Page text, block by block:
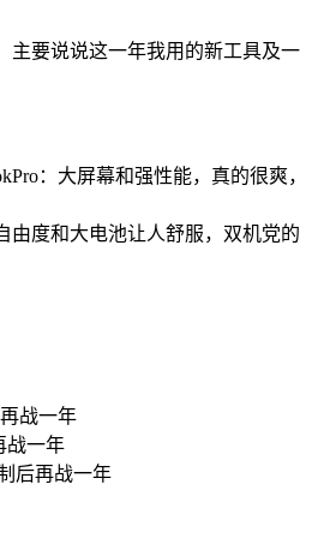
主要说说这一年我用的新工具及一
：大屏幕和强性能，真的很爽，
由度和大电池让人舒服，双机党的
战一年
战一年
后再战一年